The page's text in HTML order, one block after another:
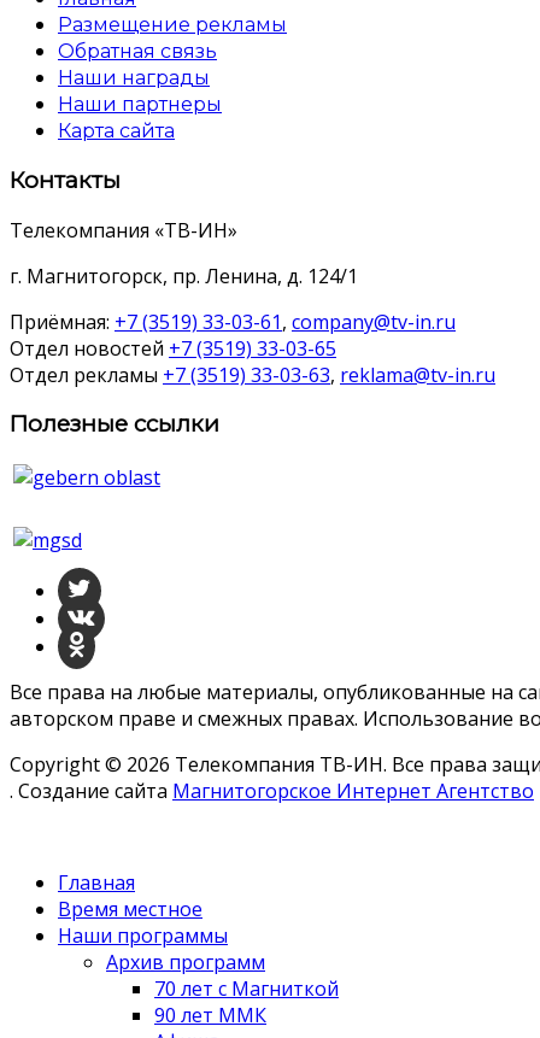
Размещение рекламы
Обратная связь
Наши награды
Наши партнеры
Карта сайта
Контакты
Телекомпания «ТВ-ИН»
г. Магнитогорск, пр. Ленина, д. 124/1
Приёмная: +7 (3519) 33-03-61, company@tv-in.ru
Отдел новостей +7 (3519) 33-03-65
Отдел рекламы +7 (3519) 33-03-63, reklama@tv-in.ru
Полезные ссылки
Все права на любые материалы, опубликованные на
авторском праве и смежных правах. Использование
Copyright © 2026 Телекомпания ТВ-ИН. Все права
. Создание сайта Магнитогорское Интернет Агентство
Главная
Время местное
Наши программы
Архив программ
70 лет с Магниткой
90 лет ММК